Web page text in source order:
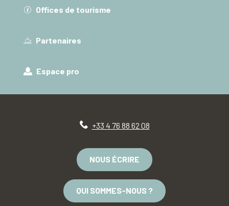
Offices de tourisme
Partenaires
Espace pro
+33 4 76 88 62 08
NOUS ÉCRIRE
QUI SOMMES-NOUS ?